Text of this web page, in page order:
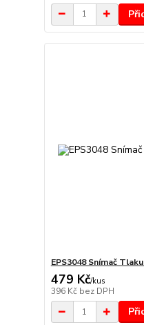
EPS3048 Snímač
479 Kč/kus
396 Kč bez DPH